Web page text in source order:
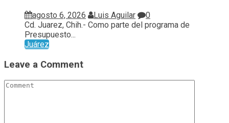
agosto 6, 2026 Luis Aguilar
0
Cd. Juarez, Chih.- Como parte del programa de
Presupuesto...
Juárez
Leave a Comment